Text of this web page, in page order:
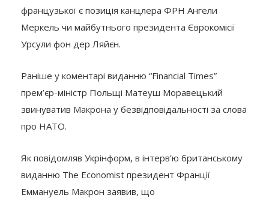
французької є позиція канцлера ФРН Ангели
Меркель чи майбутнього президента Єврокомісії
Урсули фон дер Ляйєн.
Раніше у коментарі виданню “Financial Times”
прем’єр-міністр Польщі Матеуш Моравецький
звинуватив Макрона у безвідповідальності за слова
про НАТО.
Як повідомляв Укрінформ, в інтерв’ю британському
виданню The Economist президент Франції
Еммануель Макрон заявив, що